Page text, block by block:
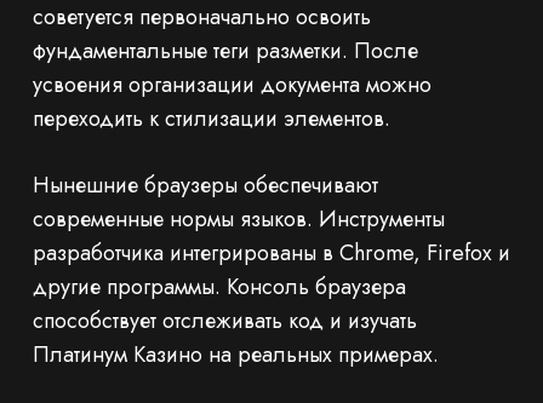
советуется первоначально освоить
фундаментальные теги разметки. После
усвоения организации документа можно
переходить к стилизации элементов.
Нынешние браузеры обеспечивают
современные нормы языков. Инструменты
разработчика интегрированы в Chrome, Firefox и
другие программы. Консоль браузера
способствует отслеживать код и изучать
Платинум Казино на реальных примерах.